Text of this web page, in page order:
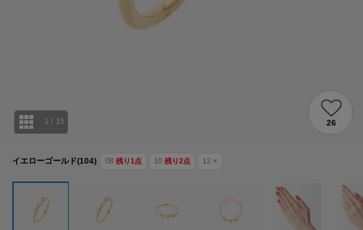
イエローゴールド(104) 08 残り 1点 10 残り 2点 12 ×
1 / 15 26